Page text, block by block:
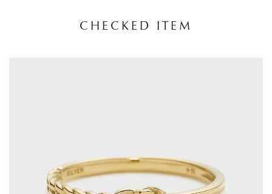
CHECKED ITEM